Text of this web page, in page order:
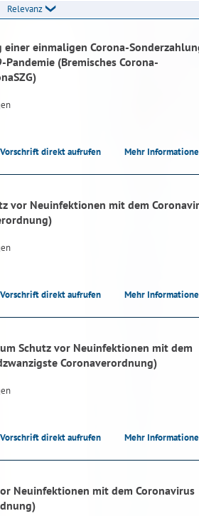
Relevanz
einer einmaligen Corona-
(Bremisches Corona-
Vorschrift direkt aufrufen Mehr
vor Neuinfektionen mit dem
Vorschrift direkt aufrufen Mehr
Schutz vor Neuinfektionen mit dem
Coronaverordnung)
Vorschrift direkt aufrufen Mehr
Neuinfektionen mit dem Coronavirus